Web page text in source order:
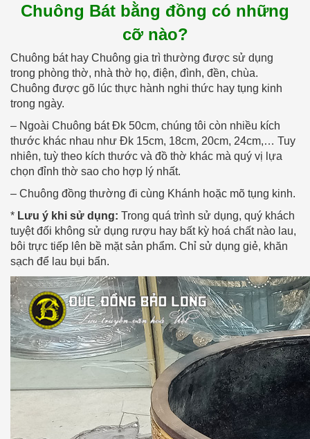
Chuông Bát bằng đồng có những
cỡ nào?
Chuông bát hay Chuông gia trì thường được sử dụng
trong phòng thờ, nhà thờ họ, điện, đình, đền, chùa.
Chuông được gõ lúc thực hành nghi thức hay tụng kinh
trong ngày.
– Ngoài Chuông bát Đk 50cm, chúng tôi còn nhiều kích
thước khác nhau như Đk 15cm, 18cm, 20cm, 24cm,… Tuy
nhiên, tuỳ theo kích thước và đồ thờ khác mà quý vị lựa
chọn đỉnh thờ sao cho hợp lý nhất.
– Chuông đồng thường đi cùng Khánh hoặc mõ tụng kinh.
* Lưu ý khi sử dụng: Trong quá trình sử dụng, quý khách
tuyệt đối không sử dụng rượu hay bất kỳ hoá chất nào lau,
bôi trực tiếp lên bề mặt sản phẩm. Chỉ sử dụng giẻ, khăn
sạch để lau bụi bẩn.